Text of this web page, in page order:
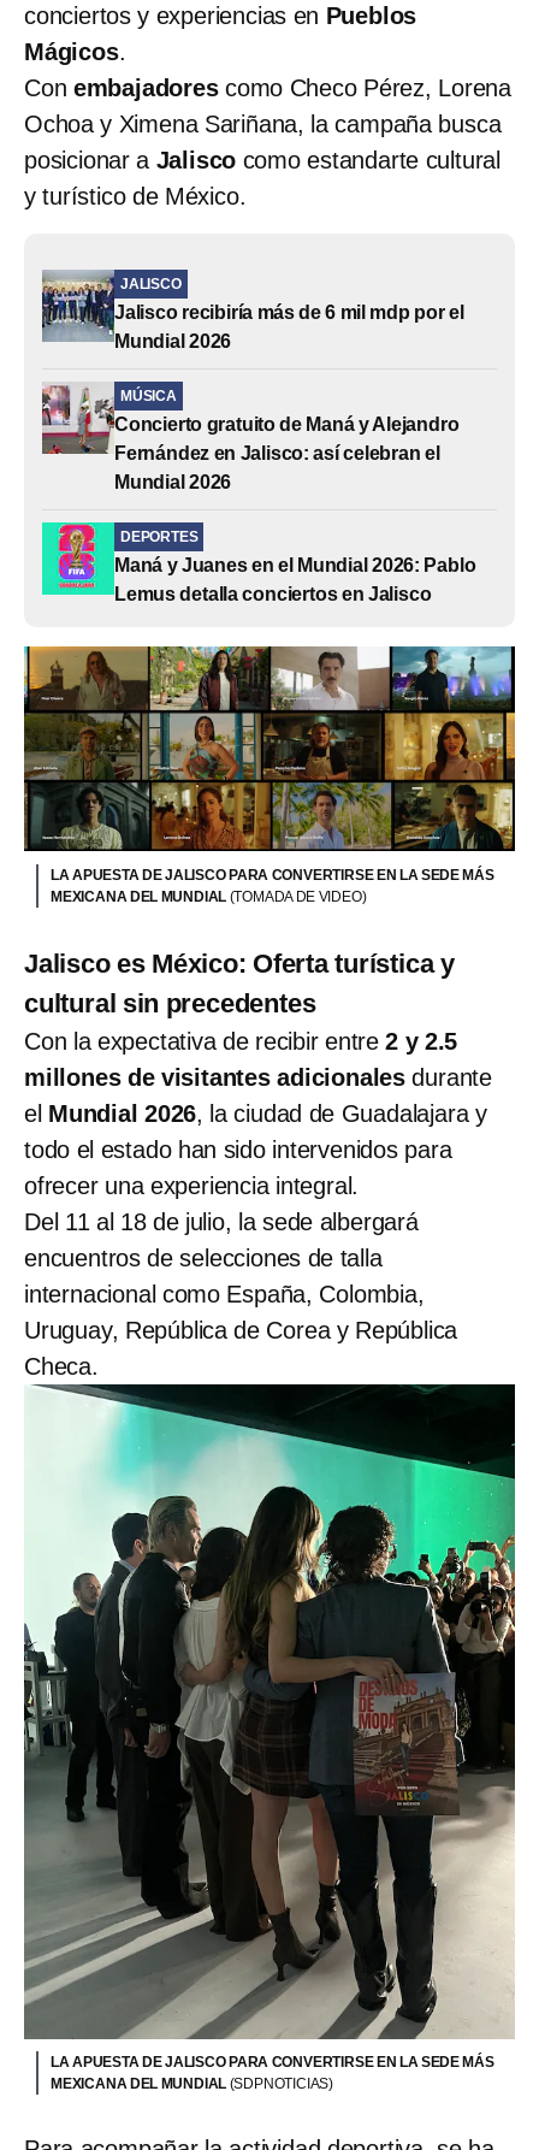
conciertos y experiencias en Pueblos
Mágicos.
Con embajadorescomo Checo Pérez, Lorena
Ochoa y Ximena Sariñana, la campaña busca
posicionar a Jalisco como estandarte cultural
y turístico de México.
JALISCO
Jalisco recibiría más de 6 mil mdp por el
Mundial 2026
MÚSICA
Concierto gratuito de Maná y Alejandro
Fernández en Jalisco: así celebran el
Mundial 2026
DEPORTES
Maná y Juanes en el Mundial 2026: Pablo
Lemus detalla conciertos en Jalisco
LA APUESTA DE JALISCO PARA CONVERTIRSE EN LA SEDE MÁS
MEXICANA DEL MUNDIAL (TOMADA DE VIDEO)
Jalisco es México: Oferta turística y
cultural sin precedentes
Con la expectativa de recibir entre2 y 2.5
millones de visitantes adicionales durante
el Mundial 2026, la ciudad de Guadalajara y
todo el estado han sido intervenidos para
ofrecer una experiencia integral.
Del 11 al 18 de julio, la sede albergará
encuentros de selecciones de talla
internacional como España, Colombia,
Uruguay, República de Corea y República
Checa.
LA APUESTA DE JALISCO PARA CONVERTIRSE EN LA SEDE MÁS
MEXICANA DEL MUNDIAL (SDPNOTICIAS)